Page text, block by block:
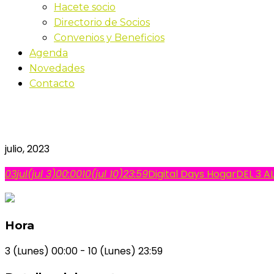
Hacete socio
Directorio de Socios
Convenios y Beneficios
Agenda
Novedades
Contacto
julio, 2023
03jul(jul 3)00:0010(jul 10)23:59Digital Days HogarDEL 3
Hora
3 (Lunes) 00:00 - 10 (Lunes) 23:59